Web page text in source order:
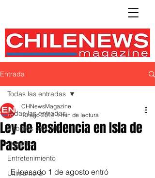
Entrada
Todas las entradas
Sabores de Chile
Deportes
Entretenimiento
Ultima hora
Todas las entradas
Ley de Residencia en Isla de
Pascua
CHNewsMagazine
10 ago 2018 1 min de lectura